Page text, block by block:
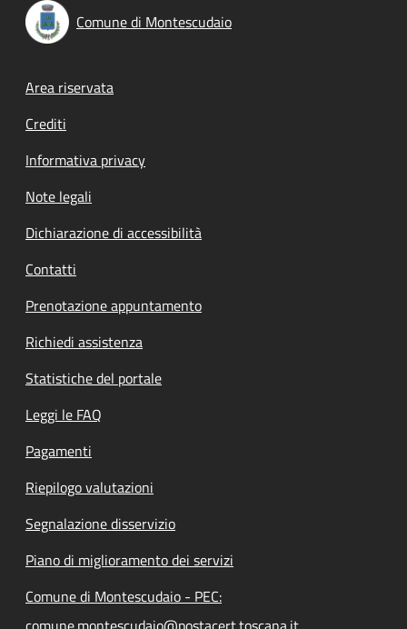
Comune di Montescudaio
Footer menu
Area riservata
Crediti
Informativa privacy
Note legali
Dichiarazione di accessibilità
Contatti
Prenotazione appuntamento
Richiedi assistenza
Statistiche del portale
Leggi le FAQ
Pagamenti
Riepilogo valutazioni
Segnalazione disservizio
Piano di miglioramento dei servizi
Comune di Montescudaio - PEC: